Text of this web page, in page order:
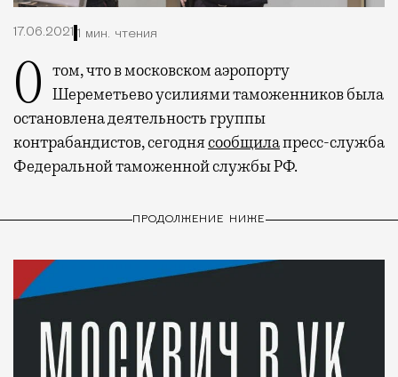
17.06.2021 1 мин. чтения
О том, что в московском аэропорту Шереметьево усилиями таможенников была
остановлена деятельность группы
контрабандистов, сегоднясообщилапресс-служба
Федеральной таможенной службы РФ.
ПРОДОЛЖЕНИЕ НИЖЕ